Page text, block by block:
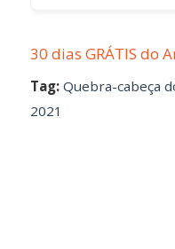
30 dias GRÁTIS do
Tag: Quebra-cabeça
2021